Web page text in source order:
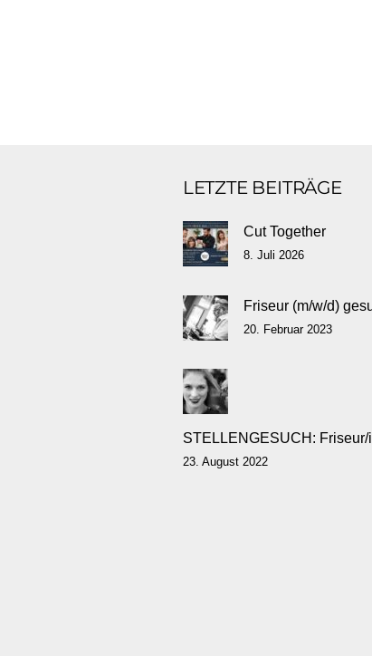
LETZTE BEITRÄGE
Cut Together
8. Juli 2026
Friseur (m/w/d)
20. Februar 2023
STELLENGESUCH: Friseur/
23. August 2022